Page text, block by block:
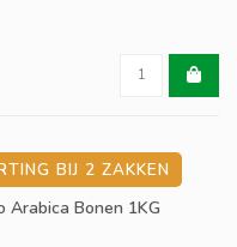
koffie is vol, fris en iets
mandarijn en kandij.
BIJ 2 ZAKKEN
Arabica Bonen 1KG